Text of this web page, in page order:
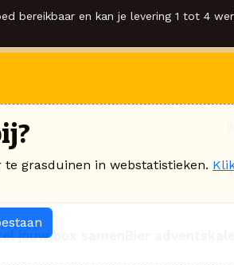
bereikbaar en kan je levering 1 tot 4
jouw box samen
grasduinen in webstatistieken.